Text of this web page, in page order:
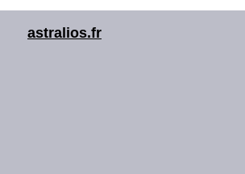
astralios.fr